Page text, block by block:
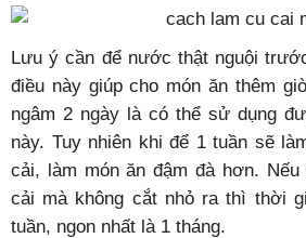
Lưu ý cần để nước thật nguội
điều này giúp cho món ăn thêm
ngâm 2 ngày là có thể sử dụng
này. Tuy nhiên khi để 1 tuần sẽ
cải, làm món ăn đậm đà hơn. Nếu
cải mà không cắt nhỏ ra thì thời
tuần, ngon nhất là 1 tháng.